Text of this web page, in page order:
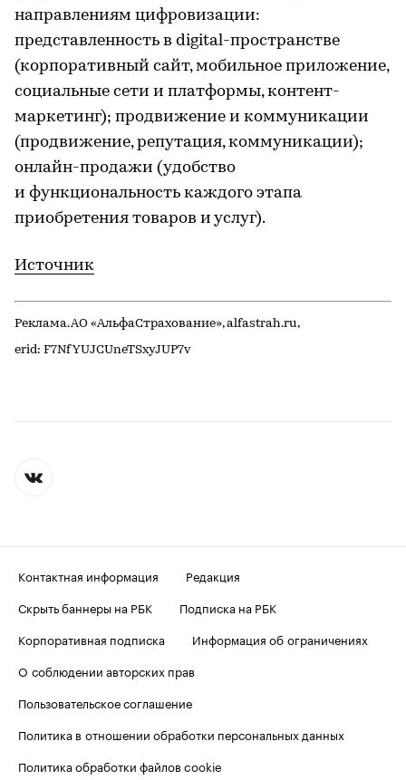
направлениям цифровизации:
представленность в digital-пространстве
(корпоративный сайт, мобильное приложение,
социальные сети и платформы, контент-
маркетинг); продвижение и коммуникации
(продвижение, репутация, коммуникации);
онлайн-продажи (удобство
и функциональность каждого этапа
приобретения товаров и услуг).
Источник
Реклама. АО «АльфаСтрахование», alfastrah.ru,
erid: F7NfYUJCUneTSxyJUP7v
Контактная информация
Редакция
Скрыть баннеры на РБК
Подписка на РБК
Корпоративная подписка
Информация об ограничениях
О соблюдении авторских прав
Пользовательское соглашение
Политика в отношении обработки персональных данных
Политика обработки файлов cookie